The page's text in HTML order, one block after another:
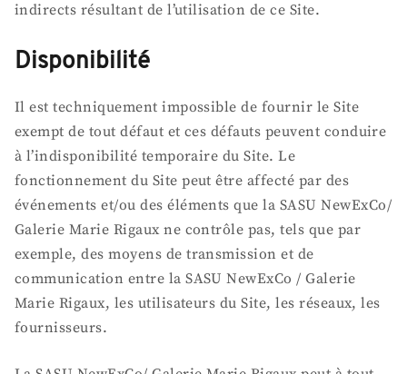
indirects résultant de l’utilisation de ce Site.
Disponibilité
Il est techniquement impossible de fournir le Site
exempt de tout défaut et ces défauts peuvent conduire
à l’indisponibilité temporaire du Site. Le
fonctionnement du Site peut être affecté par des
événements et/ou des éléments que la SASU NewExCo/
Galerie Marie Rigaux ne contrôle pas, tels que par
exemple, des moyens de transmission et de
communication entre la SASU NewExCo / Galerie
Marie Rigaux, les utilisateurs du Site, les réseaux, les
fournisseurs.